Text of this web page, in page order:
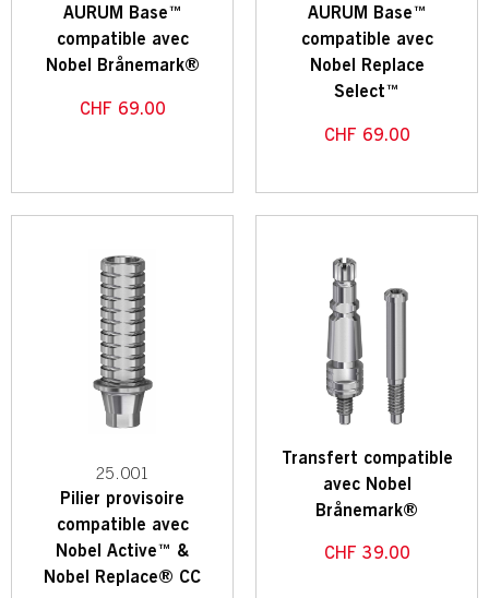
AURUM Base™
compatible avec
Nobel Brånemark®
CHF 69.00
AURUM Base™
compatible avec
Nobel Replace
Select™
CHF 69.00
25.001
Pilier provisoire
compatible avec
Nobel Active™ &
Nobel Replace® CC
Transfert compatible
avec Nobel
Brånemark®
CHF 39.00